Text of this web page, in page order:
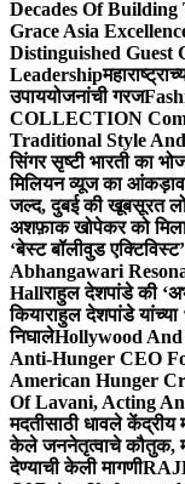
Decades Of
Grace Asia
Distinguished Guest
Leadership
उपाययोजनांची गरज
COLLECTION
Traditional Style
सिंगर सृष्टी भारती का
मिलियन व्यूज का आंकड़ा
जल्द, दुबई की खूबसूरत
अशफ़ाक खोपेकर को मिला
‘बेस्ट बॉलीवुड
Abhangawari
Hallराहुल देशपांडे की
कियाराहुल देशपांडे
निघालेHollywood
Anti-Hunger CEO
American Hunger
Of Lavani, Acting
मदतीसाठी धावले केंद्रीय
केले जननेतृत्वाचे कौतुक,
देण्याची केली मागणी